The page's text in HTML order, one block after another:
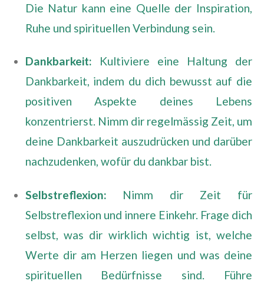
Die Natur kann eine Quelle der Inspiration,
Ruhe und spirituellen Verbindung sein.
Dankbarkeit: Kultiviere eine Haltung der
Dankbarkeit, indem du dich bewusst auf die
positiven Aspekte deines Lebens
konzentrierst. Nimm dir regelmässig Zeit, um
deine Dankbarkeit auszudrücken und darüber
nachzudenken, wofür du dankbar bist.
Selbstreflexion: Nimm dir Zeit für
Selbstreflexion und innere Einkehr. Frage dich
selbst, was dir wirklich wichtig ist, welche
Werte dir am Herzen liegen und was deine
spirituellen Bedürfnisse sind. Führe